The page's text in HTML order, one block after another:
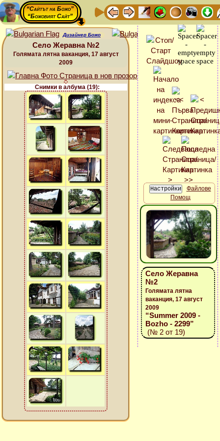
“Сайтът на Божо”
“Божовият Сайт”
Дизайнер Божо
Село Жеравна №2
Голямата лятна ваканция, 17 август
2009
Снимки в албума (19):
Файлове
Помощ
Село Жеравна
№2
Голямата лятна
ваканция, 17 август
2009
“Summer 2009 -
Bozho - 2299”
(№ 2 от 19)